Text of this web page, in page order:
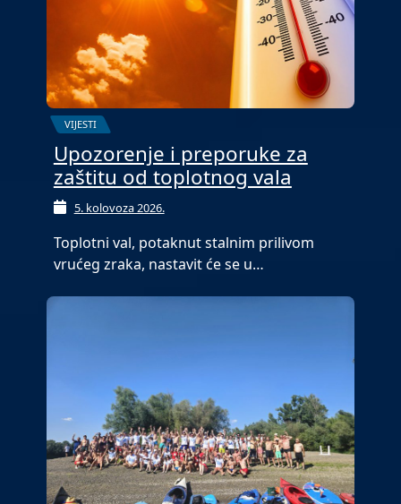
VIJESTI
Upozorenje i preporuke za
zaštitu od toplotnog vala
5. kolovoza 2026.
Toplotni val, potaknut stalnim prilivom
vrućeg zraka, nastavit će se u…